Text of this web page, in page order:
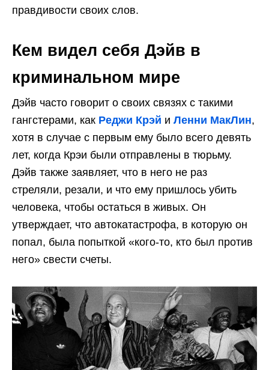
правдивости своих слов.
Кем видел себя Дэйв в
криминальном мире
Дэйв часто говорит о своих связях с такими
гангстерами, как Реджи Крэй и Ленни МакЛин,
хотя в случае с первым ему было всего девять
лет, когда Крэи были отправлены в тюрьму.
Дэйв также заявляет, что в него не раз
стреляли, резали, и что ему пришлось убить
человека, чтобы остаться в живых. Он
утверждает, что автокатастрофа, в которую он
попал, была попыткой «кого-то, кто был против
него» свести счеты.